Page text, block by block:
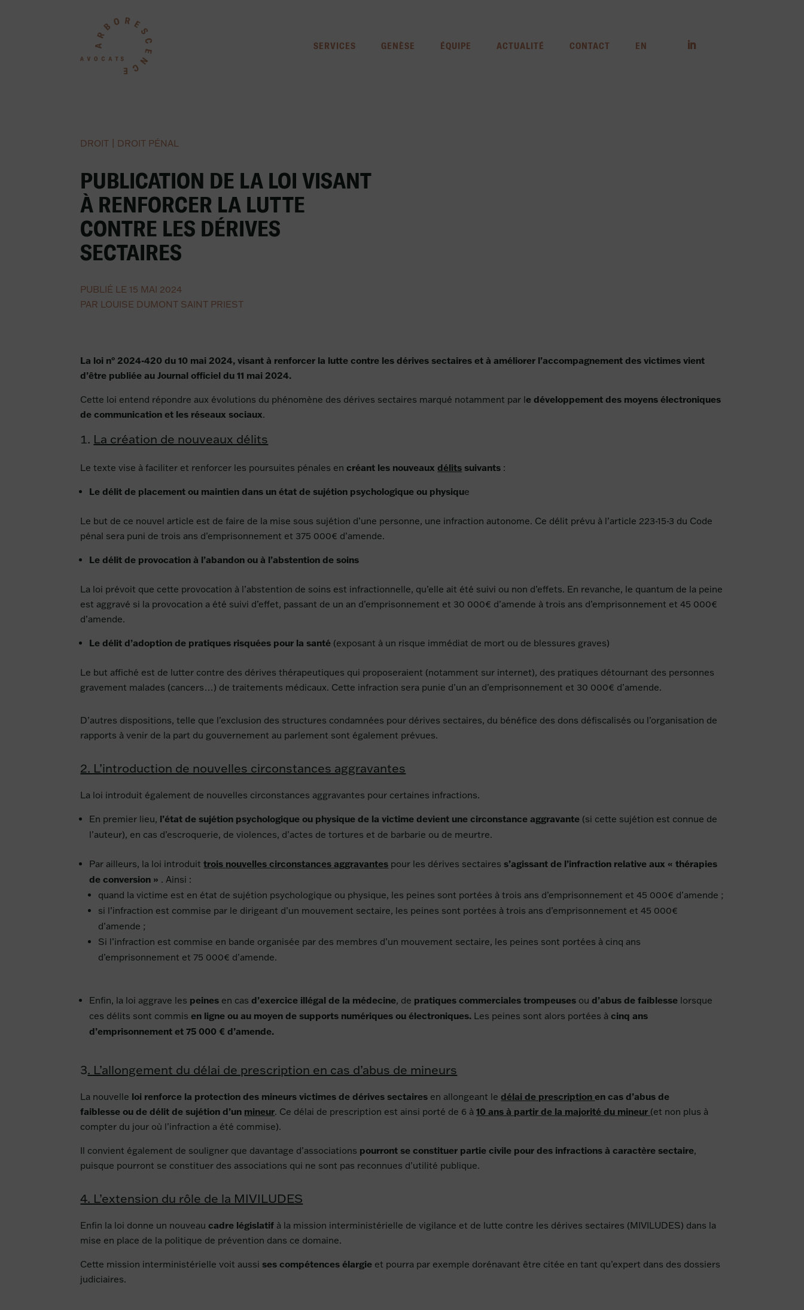
SERVICES GENÈSE ÉQUIPE ACTUALITÉ CONTACT EN
DROIT DROIT PÉNAL
PUBLICATION DE LA LOI VISANT
À RENFORCER LA LUTTE
CONTRE LES DÉRIVES
SECTAIRES
PUBLIÉ LE 15 MAI 2024
PAR LOUISE DUMONT SAINT PRIEST
La loi n° 2024-420 du 10 mai 2024, visant à renforcer la lutte contre les dérives sectaires et à améliorer l’accompagnement des victimes vient
d’être publiée au Journal officiel du 11 mai 2024.
Cette loi entend répondre aux évolutions du phénomène des dérives sectaires marqué notamment par le développement des moyens électroniques
de communication et les réseaux sociaux.
La création de nouveaux délits
Le texte vise à faciliter et renforcer les poursuites pénales encréant les nouveauxdélits suivants :
Le délit de placement ou maintien dans un état de sujétion psychologique ou physique
Le but de ce nouvel article est de faire de la mise sous sujétion d’une personne, une infraction autonome. Ce délit prévu à l’article 223-15-3 du Code
pénal sera puni de trois ans d’emprisonnement et 375 000€ d’amende.
Le délit de provocation à l’abandon ou à l’abstention de soins
La loi prévoit que cette provocation à l’abstention de soins est infractionnelle, qu’elle ait été suivi ou non d’effets. En revanche, le quantum de la peine
est aggravé si la provocation a été suivi d’effet, passant de un an d’emprisonnement et 30 000€ d’amende à trois ans d’emprisonnement et 45 000€
d’amende.
Le délit d’adoption de pratiques risquées pour la santé (exposant à un risque immédiat de mort ou de blessures graves)
Le but affiché est de lutter contre des dérives thérapeutiques qui proposeraient (notamment sur internet), des pratiques détournant des personnes
gravement malades (cancers…) de traitements médicaux. Cette infraction sera punie d’un an d’emprisonnement et 30 000€ d’amende.
D’autres dispositions, telle que l’exclusion des structures condamnées pour dérives sectaires, du bénéfice des dons défiscalisés ou l’organisation de
rapports à venir de la part du gouvernement au parlement sont également prévues.
2. L’introduction de nouvelles circonstances aggravantes
La loi introduit également de nouvelles circonstances aggravantes pour certaines infractions.
En premier lieu, l’état de sujétion psychologique ou physique de la victime devient une circonstance aggravante (si cette sujétion est connue de
l’auteur), en cas d’escroquerie, de violences, d’actes de tortures et de barbarie ou de meurtre.
Par ailleurs, la loi introduittrois nouvelles circonstances aggravantes pour les dérives sectaires s’agissant de l’infraction relative aux « thérapies
de conversion » . Ainsi :
quand la victime est en état de sujétion psychologique ou physique, les peines sont portées à trois ans d’emprisonnement et 45 000€ d’amende ;
si l’infraction est commise par le dirigeant d’un mouvement sectaire, les peines sont portées à trois ans d’emprisonnement et 45 000€
d’amende ;
Si l’infraction est commise en bande organisée par des membres d’un mouvement sectaire, les peines sont portées à cinq ans
d’emprisonnement et 75 000€ d’amende.
Enfin, la loi aggrave les peines en casd’exercice illégal de la médecine, de pratiques commerciales trompeuses oud’abus de faiblesse lorsque
ces délits sont commisen ligne ou au moyen de supports numériques ou électroniques. Les peines sont alors portées àcinq ans
d’emprisonnement et 75 000 € d’amende.
3. L’allongement du délai de prescription en cas d’abus de mineurs
La nouvelle loi renforce la protection des mineurs victimes de dérives sectaires en allongeant ledélai de prescriptionen cas d’abus de
faiblesse ou de délit de sujétion d’un mineur. Ce délai de prescription est ainsi porté de 6 à10 ans à partir de la majorité du mineur (et non plus à
compter du jour où l’infraction a été commise).
Il convient également de souligner que davantage d’associations pourront se constituer partie civile pour des infractions à caractère sectaire,
puisque pourront se constituer des associations qui ne sont pas reconnues d’utilité publique.
4. L’extension du rôle de la MIVILUDES
Enfin la loi donne un nouveaucadre législatif à la mission interministérielle de vigilance et de lutte contre les dérives sectaires (MIVILUDES) dans la
mise en place de la politique de prévention dans ce domaine.
Cette mission interministérielle voit aussises compétences élargie et pourra par exemple dorénavant être citée en tant qu’expert dans des dossiers
judiciaires.